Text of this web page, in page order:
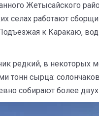
Жетысайского
селах работают
к Каракаю,
редкий, в
тонн сырца:
собирают более двух